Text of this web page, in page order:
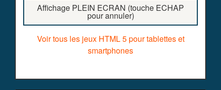
Affichage PLEIN ECRAN (touche ECHAP
pour annuler)
Voir tous les jeux HTML 5 pour tablettes et
smartphones